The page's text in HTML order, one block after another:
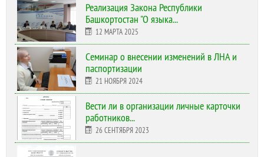
Реализация Закона Республики
Башкортостан "О языка...
12 МАРТА 2025
Cеминар о внесении изменений в ЛНА и
паспортизации
21 НОЯБРЯ 2024
Вести ли в организации личные карточки
работников...
26 СЕНТЯБРЯ 2023